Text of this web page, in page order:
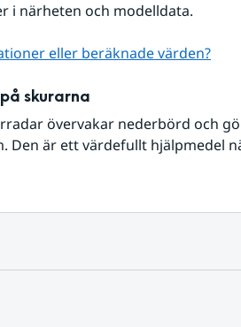
i närheten och modelldata.
eller beräknade värden?
skurarna
övervakar nederbörd och
Den är ett värdefullt hjälpmedel